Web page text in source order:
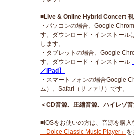
■Live & Online Hybrid Concert 視
・パソコンの場合、Google
す。ダウンロード・インストール
します。
・タブレットの場合、Google
す。ダウンロード・インストール
／iPad】
・スマートフォンの場合Google
ム）、Safari（サファリ）です。
＜CD音源、圧縮音源、ハイレゾ
■iOSをお使いの方は、音源を購入
「Dolce Classic Music Player」 を